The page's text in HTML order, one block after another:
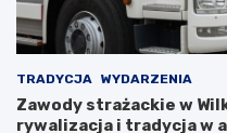
TRADYCJA WYDARZENIA
Zawody strażackie w
rywalizacja i tradycja w